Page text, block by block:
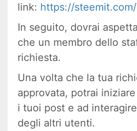
link: https://
In seguito, dovrai
che un membro dello
richiesta.
Una volta che la tua
approvata, potrai
i tuoi post e ad
degli altri utenti.